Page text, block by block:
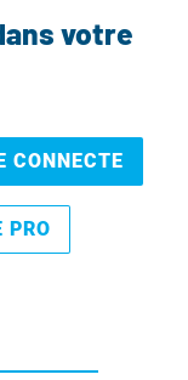
votre
CONNECTE
PRO